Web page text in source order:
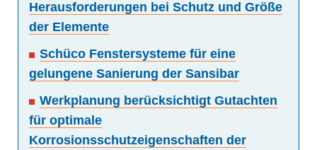
Herausforderungen bei Schutz und Größe
der Elemente
Schüco Fenstersysteme für eine
gelungene Sanierung der Sansibar
Werkplanung berücksichtigt Gutachten
für optimale
Korrosionsschutzeigenschaften der